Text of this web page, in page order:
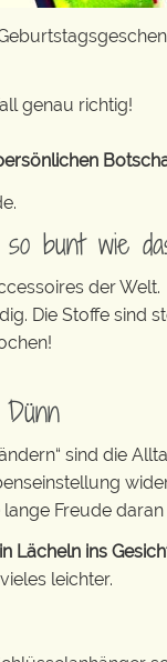
genau richtig!
so bunt wie
der Welt.
Die Stoffe sind
sind die
Freude daran
Lächeln ins
leichter.